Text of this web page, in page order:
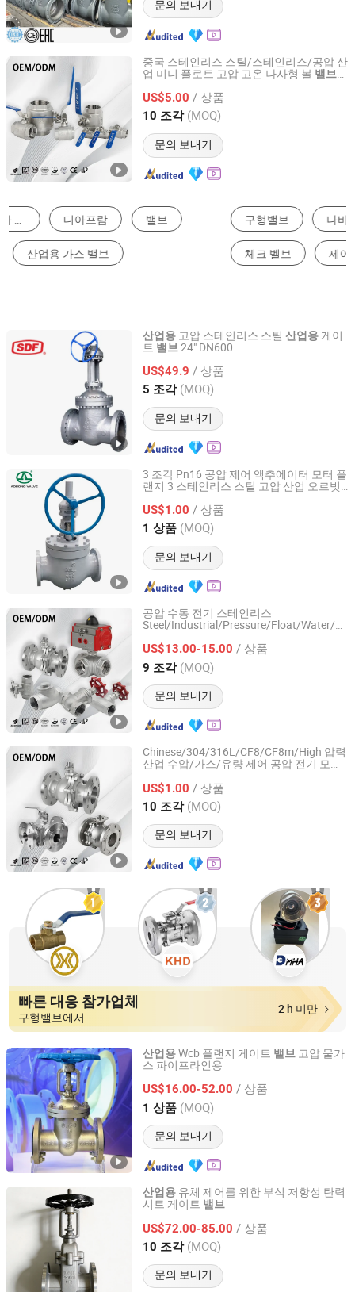
문의 보내기
중국 스테인리스 스틸/스테인리스/공압 산
업 미니 플로트 고압 고온 나사형 볼 밸브
US$5.00 / 상품
10 조각 (MOQ)
문의 보내기
Zhejiang Zhitong Pipe Valve Technology Co., Ltd.
Zhejiang, China 이후 2013
구형밸브 나비형밸브 게이트밸브
체크 벨브 제어 밸브 유압 밸브
산업용 고압 스테인리스 스틸 산업용 게이
트 밸브 24" DN600
US$49.9 / 상품
5 조각 (MOQ)
문의 보내기
Shanghai Power Plant Valve Factory Co., Ltd.
Shanghai, China 이후 2026
3 조각 Pn16 공압 제어 액추에이터 모터 플
랜지 3 스테인리스 스틸 고압 산업 오르빗
US$1.00 / 상품
1 상품 (MOQ)
문의 보내기
Aogong Valve Co., Ltd.
Zhejiang, China 이후 2025
공압 수동 전기 스테인리스
Steel/Industrial/Pressure/Float/Water/
볼밸브물탱크용
US$13.00-15.00 / 상품
9 조각 (MOQ)
문의 보내기
Zhejiang Zhitong Pipe Valve Technology Co., Ltd.
Zhejiang, China 이후 2013
Chinese/304/316L/CF8/CF8m/High 압력
산업 수압/가스/유량 제어 공압 전기 모터
브물탱크용
US$1.00 / 상품
10 조각 (MOQ)
문의 보내기
Zhejiang Zhitong Pipe Valve Technology Co., Ltd.
Zhejiang, China 이후 2013
빠른 대응 참가업체
구형밸브에서
2 h 미만
산업용Wcb 플랜지 게이트 밸브 고압 물가
스 파이프라인용
US$16.00-52.00 / 상품
1 상품 (MOQ)
문의 보내기
Kaigao Valve Co., Ltd.
Henan, China 이후 2025
산업용 유체 제어를 위한 부식 저항성 탄력
시트 게이트 밸브
US$72.00-85.00 / 상품
10 조각 (MOQ)
문의 보내기
Shanghai Zentif Valve Group Co., Ltd.
Shanghai, China 이후 2026